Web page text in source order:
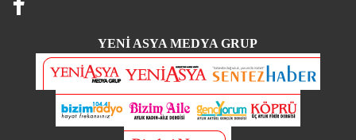
YENİ ASYA MEDYA GRUP